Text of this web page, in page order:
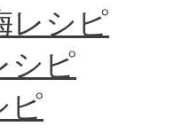
レシピ
シピ
ピ